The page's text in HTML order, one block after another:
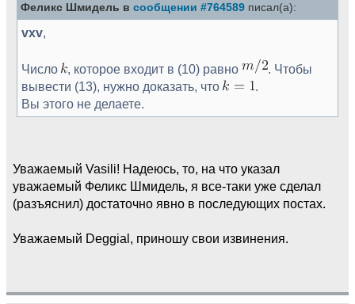
Феликс Шмидель в сообщении #764589 писал(а):
vxv,
Число , которое входит в (10) равно
. Чтобы
вывести (13), нужно доказать, что
.
Вы этого не делаете.
Уважаемый Vasili! Надеюсь, то, на что указал
уважаемый Феликс Шмидель, я все-таки уже сделал
(разъяснил) достаточно явно в последующих постах.
Уважаемый Deggial, приношу свои извинения.